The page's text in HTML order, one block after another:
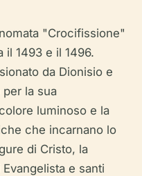
"Crocifissione"
il 1493 e il 1496.
da Dionisio e
la sua
luminoso e la
che incarnano lo
di Cristo, la
e santi